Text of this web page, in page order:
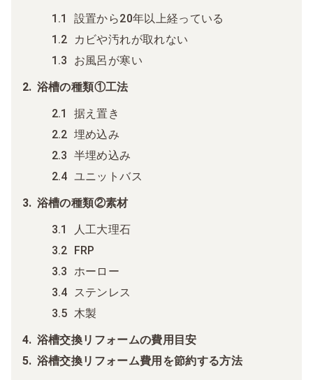
設置から20年以上経っている
カビや汚れが取れない
お風呂が寒い
浴槽の種類①工法
据え置き
埋め込み
半埋め込み
ユニットバス
浴槽の種類②素材
人工大理石
FRP
ホーロー
ステンレス
木製
浴槽交換リフォームの費用目安
浴槽交換リフォーム費用を節約する方法